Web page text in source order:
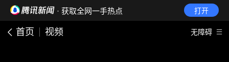
· 获取全网一手热点 打开
首页 视频 无障碍